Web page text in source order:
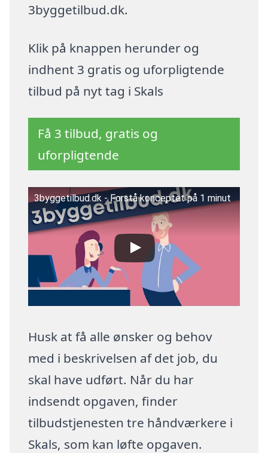
3byggetilbud.dk.
Klik på knappen herunder og
indhent 3 gratis og uforpligtende
tilbud på nyt tag i Skals
Få 3 tilbud, gratis og
uforpligtende
3byggetilbud.dk - Forstå konceptet på 1 minut
Husk at få alle ønsker og behov
med i beskrivelsen af det job, du
skal have udført. Når du har
indsendt opgaven, finder
tilbudstjenesten tre håndværkere i
Skals, som kan løfte opgaven.